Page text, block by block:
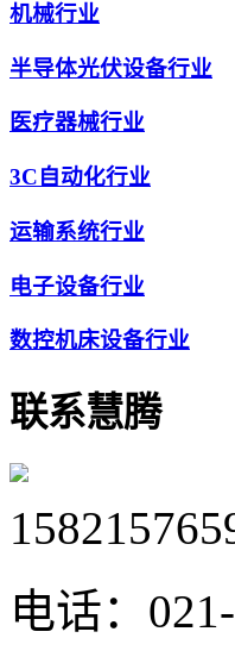
机械行业
半导体光伏设备行业
医疗器械行业
3C自动化行业
运输系统行业
电子设备行业
数控机床设备行业
联系慧腾
电话：